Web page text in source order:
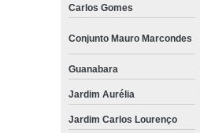
Carlos Gomes
Conjunto Mauro Marcondes
Guanabara
Jardim Aurélia
Jardim Carlos Lourenço